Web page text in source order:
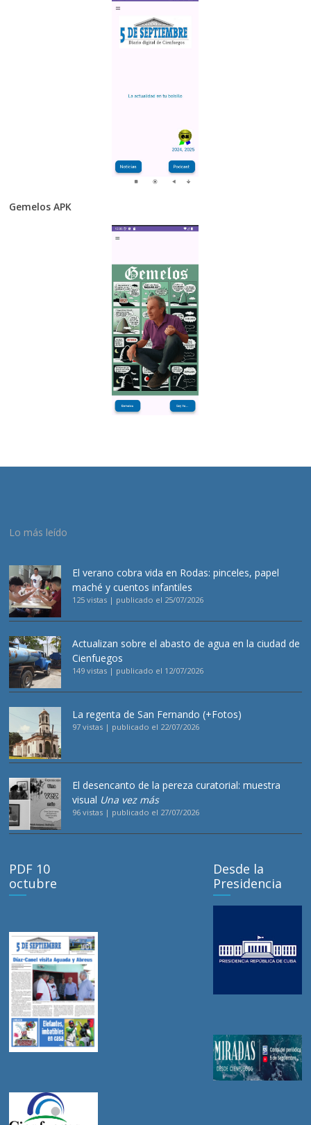
Gemelos APK
Lo más leído
El verano cobra vida en Rodas: pinceles, papel
maché y cuentos infantiles
125 vistas | publicado el 25/07/2026
Actualizan sobre el abasto de agua en la ciudad de
Cienfuegos
149 vistas | publicado el 12/07/2026
La regenta de San Fernando (+Fotos)
97 vistas | publicado el 22/07/2026
El desencanto de la pereza curatorial: muestra
visual Una vez más
96 vistas | publicado el 27/07/2026
PDF 10
octubre
Desde la
Presidencia